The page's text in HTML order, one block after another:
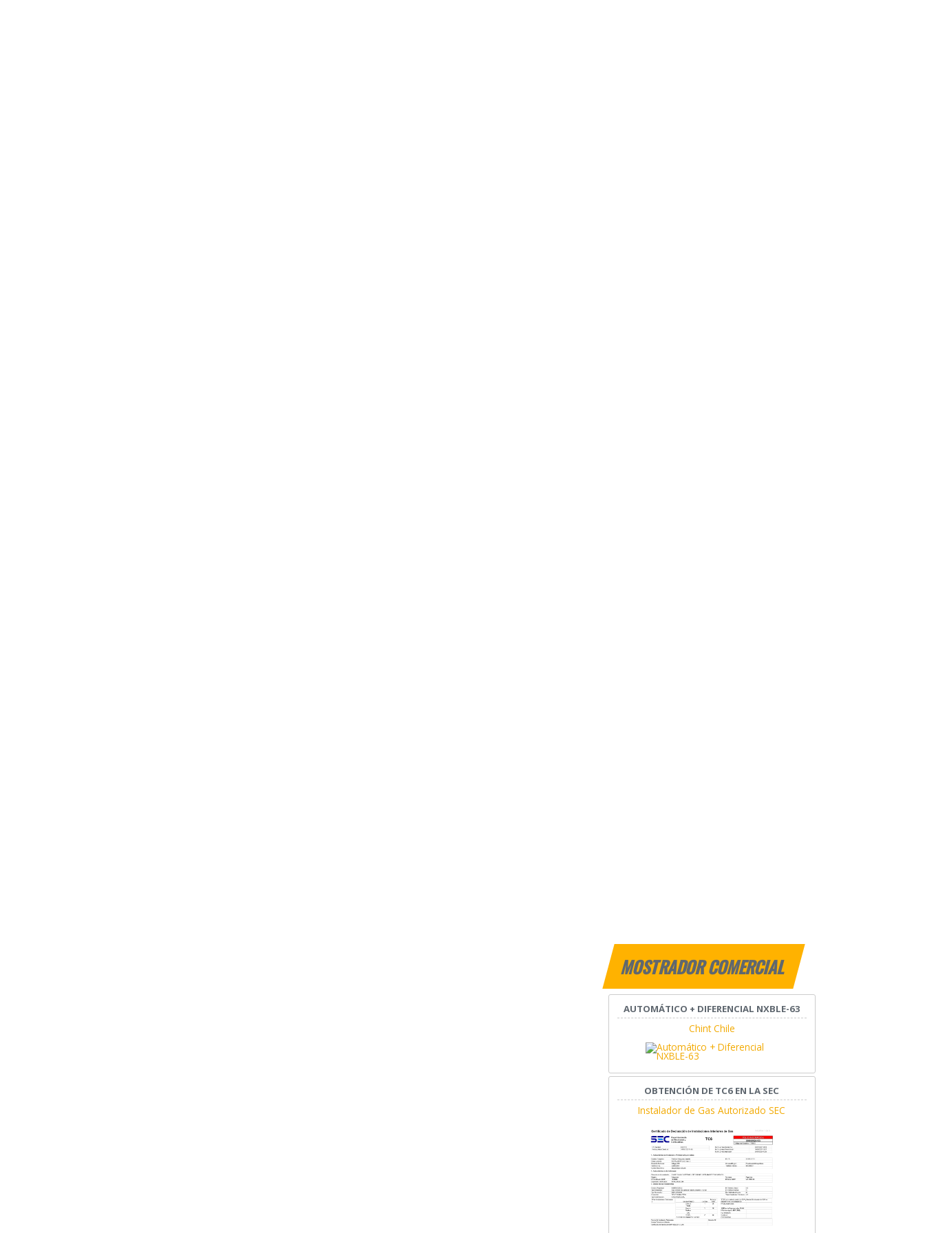
MOSTRADOR COMERCIAL
AUTOMÁTICO + DIFERENCIAL NXBLE-63
Chint Chile
OBTENCIÓN DE TC6 EN LA SEC
Instalador de Gas Autorizado SEC